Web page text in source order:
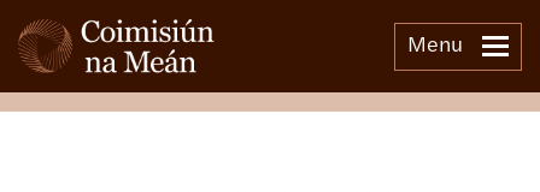
Menu
Open side menu